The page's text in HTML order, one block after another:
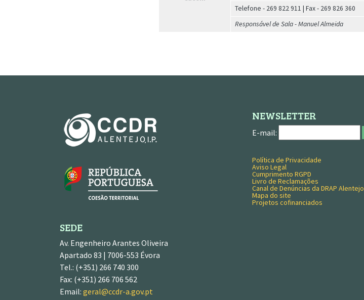
Telefone - 269 822 911 | Fax - 269 826 360
Responsável de Sala - Manuel Almeida
SEDE
Av. Engenheiro Arantes Oliveira
Apartado 83 | 7006-553 Évora
Tel.: (+351) 266 740 300
Fax: (+351) 266 706 562
Email: geral@ccdr-a.gov.pt
NEWSLETTER
E-mail:
MENU RODAPÉ
Política de Privacidade
Aviso Legal
Cumprimento RGPD
Livro de Reclamações
Canal de Denúncias da DRAP Alentejo
Mapa do site
Projetos cofinanciados